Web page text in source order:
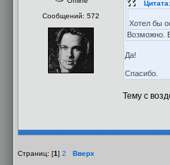
Сообщений: 572
Хотел бы
Возможно.
Да!
Спасибо.
Тему с
Страниц: [1] 2 Вверх